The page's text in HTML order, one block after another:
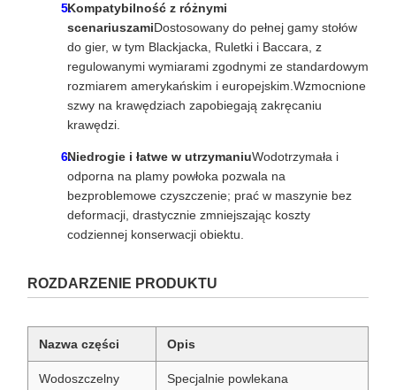
Kompatybilność z różnymi
scenariuszamiDostosowany do pełnej gamy stołów
do gier, w tym Blackjacka, Ruletki i Baccara, z
regulowanymi wymiarami zgodnymi ze standardowym
rozmiarem amerykańskim i europejskim.Wzmocnione
szwy na krawędziach zapobiegają zakręcaniu
krawędzi.
Niedrogie i łatwe w utrzymaniuWodotrzymała i
odporna na plamy powłoka pozwala na
bezproblemowe czyszczenie; prać w maszynie bez
deformacji, drastycznie zmniejszając koszty
codziennej konserwacji obiektu.
ROZDARZENIE PRODUKTU
Nazwa części Opis
Wodoszczelny
Specjalnie powlekana